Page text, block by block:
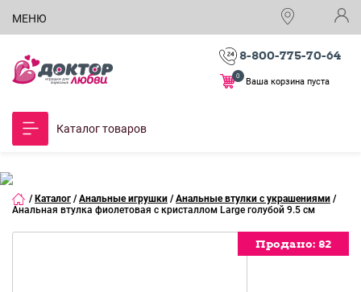
МЕНЮ
8-800-775-70-64
Ваша корзина пуста
0
Каталог товаров
/ Каталог / Анальные игрушки / Анальные втулки с украшениями /
Анальная втулка фиолетовая с кристаллом Large голубой 9.5 см
Продано: 82